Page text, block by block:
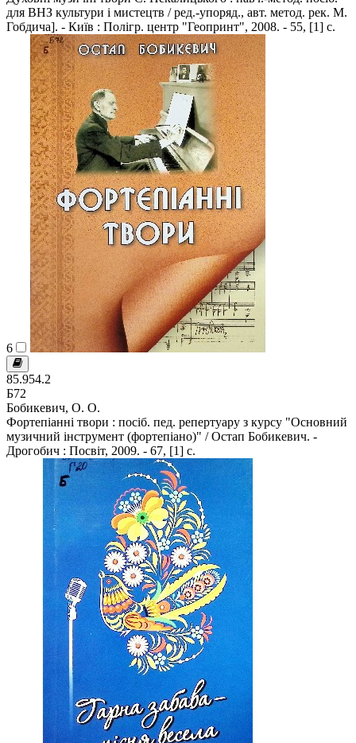
для ВНЗ культури і мистецтв / ред.-упоряд., авт. метод. рек. М.
Гобдича]. - Київ : Полігр. центр "Геопринт", 2008. - 55, [1] с.
6
85.954.2
Б72
Бобикевич, О. О.
Фортепіанні твори : посіб. пед. репертуару з курсу "Основний
музичний інструмент (фортепіано)" / Остап Бобикевич. -
Дрогобич : Посвіт, 2009. - 67, [1] с.